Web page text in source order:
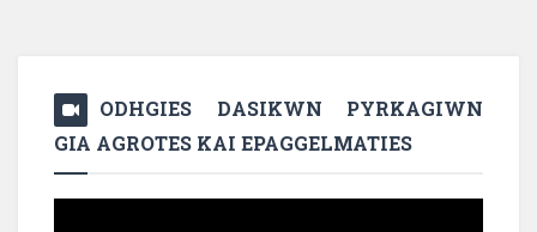
ODHGIES DASIKWN PYRKAGIWN
GIA AGROTES KAI EPAGGELMATIES